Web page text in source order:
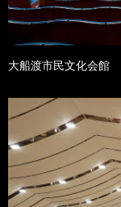
大船渡市民文化会館